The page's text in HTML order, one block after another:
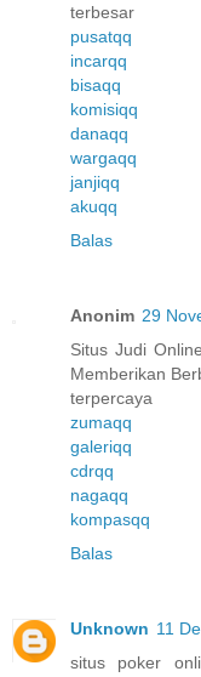
terbesar
pusatqq
incarqq
bisaqq
komisiqq
danaqq
wargaqq
janjiqq
akuqq
Balas
Anonim 29
Situs Judi
Memberikan
terpercaya
zumaqq
galeriqq
cdrqq
nagaqq
kompasqq
Balas
Unknown 11
situs poker